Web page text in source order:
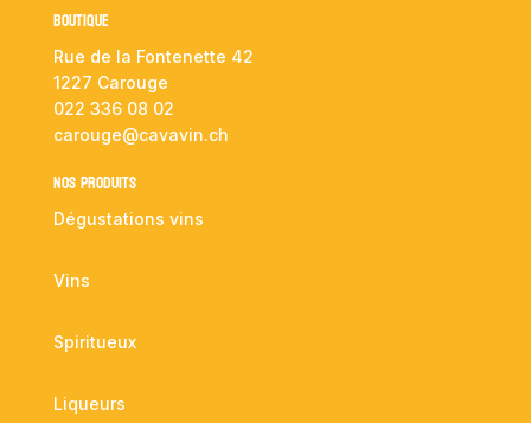
Boutique
Rue de la Fontenette 42
1227 Carouge
022 336 08 02
carouge@cavavin.ch
NOS PRODUITS
Dégustations vins
Vins
Spiritueux
Liqueurs